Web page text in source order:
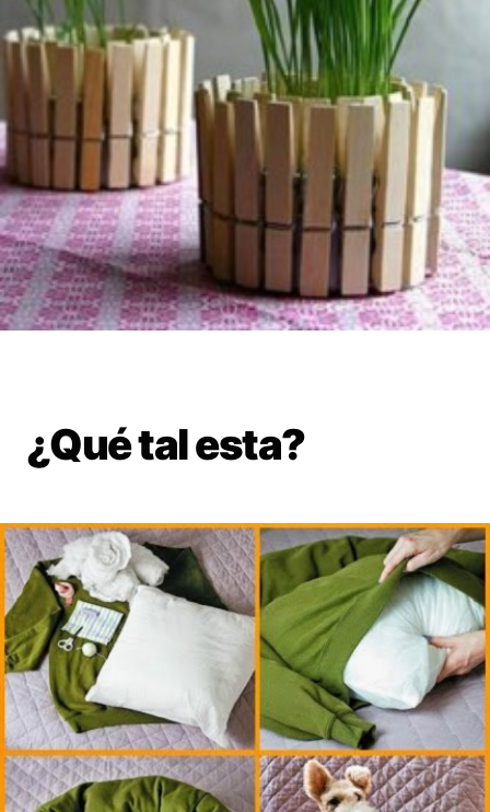
¿Qué tal esta?